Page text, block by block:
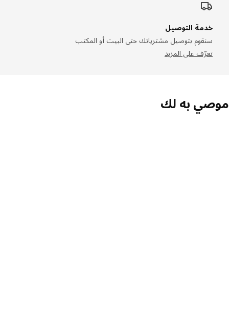
خدمة التوصيل
سنقوم بتوصيل مشترياتك حتى البيت أو المكتب
تعرّف على المزيد
به لك